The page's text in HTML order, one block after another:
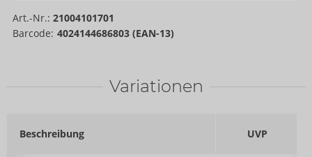
Art.-Nr.: 21004101701
Barcode: 4024144686803 (EAN-13)
Variationen
Beschreibung UVP